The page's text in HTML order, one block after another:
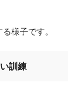
様子です。
訓練